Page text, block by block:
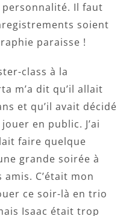
Il faut
soient
paraisse !
class à la
m’a dit qu’il allait
et qu’il avait décidé
en public. J’ai
faire quelque
grande soirée à
amis. C’était mon
ce soir-là en trio
Isaac était trop